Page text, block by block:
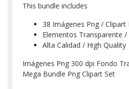
This bundle includes
38 Imágenes Png / Clipart
Elementos Transparente
Alta Calidad / High Quality
Imágenes Png 300 dpi Fondo
Mega Bundle Png Clipart Set